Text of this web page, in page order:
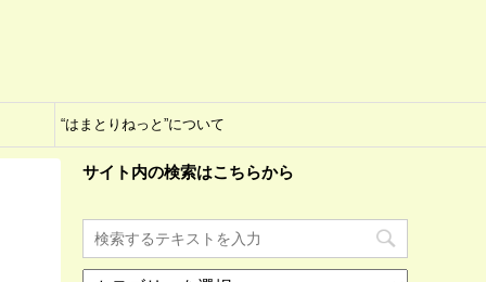
“はまとりねっと”について
サイト内の検索はこちらから